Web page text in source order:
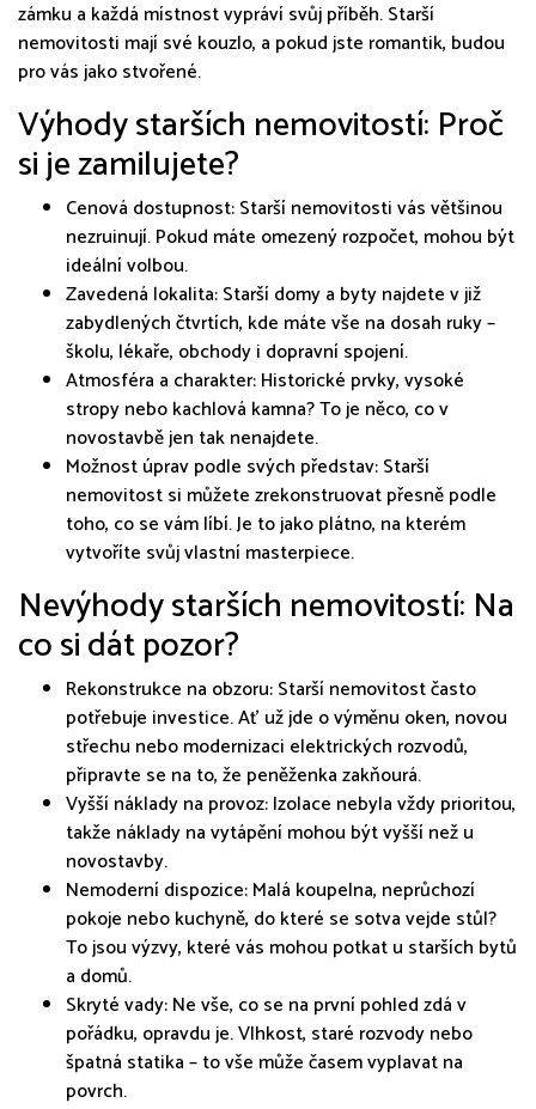
zámku a každá místnost vypráví svůj příběh. Starší
nemovitosti mají své kouzlo, a pokud jste romantik, budou
pro vás jako stvořené.
Výhody starších nemovitostí: Proč
si je zamilujete?
Cenová dostupnost: Starší nemovitosti vás většinou
nezruinují. Pokud máte omezený rozpočet, mohou být
ideální volbou.
Zavedená lokalita: Starší domy a byty najdete v již
zabydlených čtvrtích, kde máte vše na dosah ruky –
školu, lékaře, obchody i dopravní spojení.
Atmosféra a charakter: Historické prvky, vysoké
stropy nebo kachlová kamna? To je něco, co v
novostavbě jen tak nenajdete.
Možnost úprav podle svých představ: Starší
nemovitost si můžete zrekonstruovat přesně podle
toho, co se vám líbí. Je to jako plátno, na kterém
vytvoříte svůj vlastní masterpiece.
Nevýhody starších nemovitostí: Na
co si dát pozor?
Rekonstrukce na obzoru: Starší nemovitost často
potřebuje investice. Ať už jde o výměnu oken, novou
střechu nebo modernizaci elektrických rozvodů,
připravte se na to, že peněženka zakňourá.
Vyšší náklady na provoz: Izolace nebyla vždy prioritou,
takže náklady na vytápění mohou být vyšší než u
novostavby.
Nemoderní dispozice: Malá koupelna, neprůchozí
pokoje nebo kuchyně, do které se sotva vejde stůl?
To jsou výzvy, které vás mohou potkat u starších bytů
a domů.
Skryté vady: Ne vše, co se na první pohled zdá v
pořádku, opravdu je. Vlhkost, staré rozvody nebo
špatná statika – to vše může časem vyplavat na
povrch.